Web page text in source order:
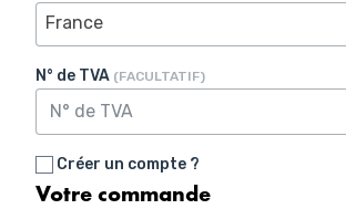
France
N° de TVA (FACULTATIF)
Créer un compte ?
Votre commande